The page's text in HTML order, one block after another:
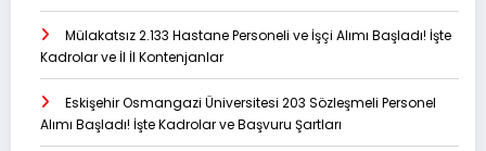
Mülakatsız 2.133 Hastane Personeli ve İşçi Alımı Başladı! İşte
Kadrolar ve İl İl Kontenjanlar
Eskişehir Osmangazi Üniversitesi 203 Sözleşmeli Personel
Alımı Başladı! İşte Kadrolar ve Başvuru Şartları